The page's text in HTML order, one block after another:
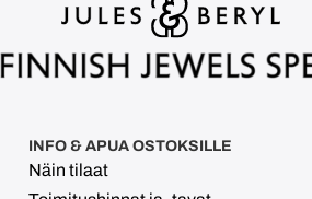
INFO & APUA OSTOKSILLE
Näin tilaat